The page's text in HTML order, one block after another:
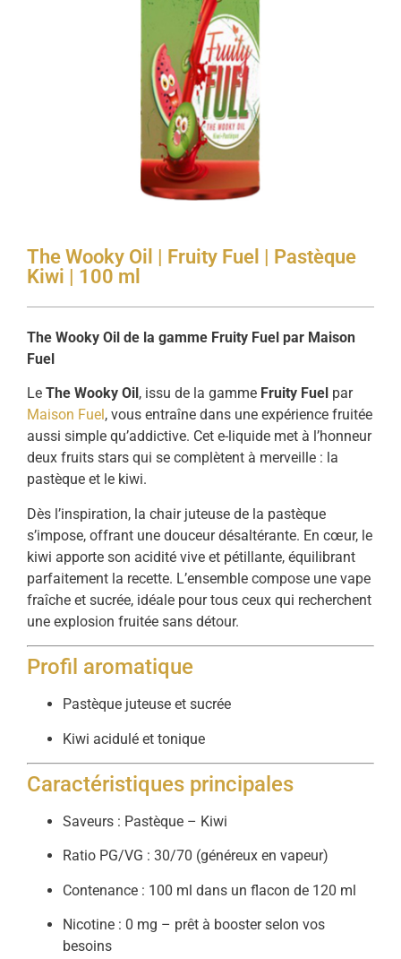
The Wooky Oil | Fruity Fuel | Pastèque
Kiwi | 100 ml
The Wooky Oil de la gamme Fruity Fuel par Maison
Fuel
Le The Wooky Oil , issu de la gamme Fruity Fuel par
Maison Fuel , vous entraîne dans une expérience fruitée
aussi simple qu’addictive. Cet e-liquide met à l’honneur
deux fruits stars qui se complètent à merveille : la
pastèque et le kiwi.
Dès l’inspiration, la chair juteuse de la pastèque
s’impose, offrant une douceur désaltérante. En cœur, le
kiwi apporte son acidité vive et pétillante, équilibrant
parfaitement la recette. L’ensemble compose une vape
fraîche et sucrée, idéale pour tous ceux qui recherchent
une explosion fruitée sans détour.
Profil aromatique
Pastèque juteuse et sucrée
Kiwi acidulé et tonique
Caractéristiques principales
Saveurs : Pastèque – Kiwi
Ratio PG/VG : 30/70 (généreux en vapeur)
Contenance : 100 ml dans un flacon de 120 ml
Nicotine : 0 mg – prêt à booster selon vos
besoins